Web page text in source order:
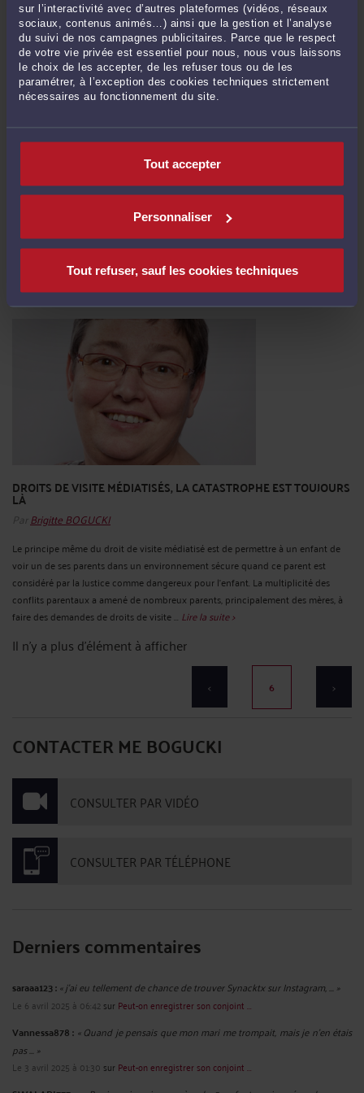
sur l’interactivité avec d’autres plateformes (vidéos, réseaux
sociaux, contenus animés…) ainsi que la gestion et l’analyse
du suivi de nos campagnes publicitaires. Parce que le respect
de votre vie privée est essentiel pour nous, nous vous laissons
le choix de les accepter, de les refuser tous ou de les
paramétrer, à l’exception des cookies techniques strictement
nécessaires au fonctionnement du site.
Tout accepter
Personnaliser
Tout refuser, sauf les cookies techniques
ParBrigitte BOGUCKI
Une fois n'est pas coutume, je me dois de réagir aux dérives de ces derniers
jours tant de certains politiques que du journal minute. Quand un maire,
médecin par ailleurs, dit qu'il a déjà accouché des "gays femelles" Quand un
député maire ose dire à propos des roms "Comme quoi, Hitler n'en a peut-être
DROITS DE VISITE MÉDIATISÉS, LA CATASTROPHE EST TOUJOURS
LÀ
Par Brigitte BOGUCKI
Le principe même du droit de visite médiatisé est de permettre à un enfant de
voir un de ses parents dans un environnement sécure quand ce parent est
considéré par la Justice comme dangereux pour l'enfant. La multiplicité des
conflits parentaux a amené de nombreux parents, principalement des mères, à
faire des demandes de droits de visite ... Lire la suite >
Il n'y a plus d'élément à afficher
< 6 >
CONTACTER ME BOGUCKI
CONSULTER PAR VIDÉO
CONSULTER PAR TÉLÉPHONE
Derniers commentaires
saraaa123 :« j'ai eu tellement de chance de trouver Synacktx sur Instagram, ... »
Le 6 avril 2025 à 06:42sur Peut-on enregistrer son conjoint ...
Vannessa878 : « Quand je pensais que mon mari me trompait, mais je n'en étais
pas ... »
Le 3 avril 2025 à 01:30 sur Peut-on enregistrer son conjoint ...